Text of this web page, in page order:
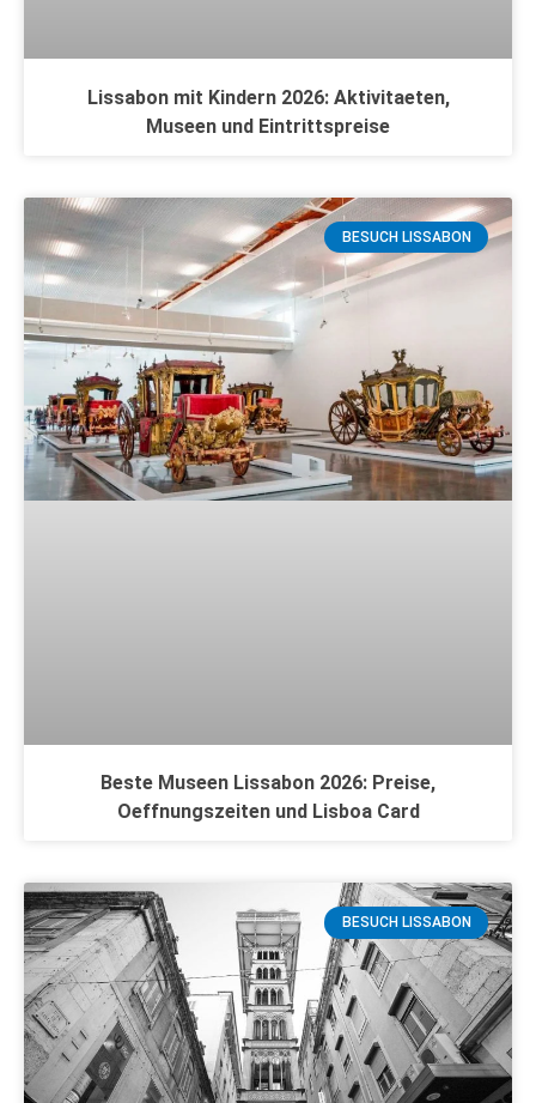
Lissabon mit Kindern 2026: Aktivitaeten,
Museen und Eintrittspreise
BESUCH LISSABON
Beste Museen Lissabon 2026: Preise,
Oeffnungszeiten und Lisboa Card
BESUCH LISSABON